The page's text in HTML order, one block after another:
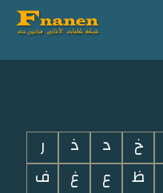
خ د ذ
ر
ظ ع غ
ف